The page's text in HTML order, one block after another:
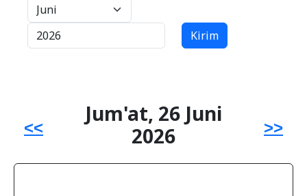
Kirim
<<
Jum'at, 26 Juni
2026
>>